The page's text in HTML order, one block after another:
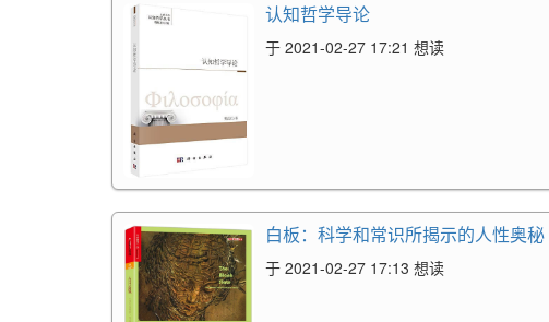
认知哲学导论
于 2021-02-27 17:21 想读
白板：科学和常识所揭示的人性奥秘
于 2021-02-27 17:13 想读